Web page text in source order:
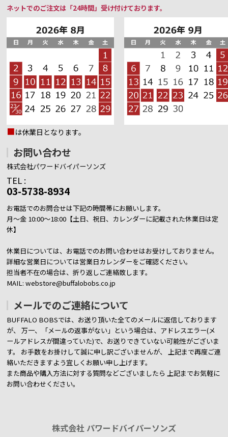
ネットでのご注文は「24時間」受け付けております。
■は休業日となります。
お問い合わせ
株式会社パワードバイパーソンズ
TEL :
03-5738-8934
お電話でのお問合せは下記の時間帯にお願いします。
月～金 10:00～18:00【土日、祝日、カレンダーに記載された休業日は定
休】
休業日については、お電話でのお問い合わせはお受けしておりません。
詳細な営業日については営業日カレンダーをご確認ください。
担当者不在の場合は、折り返しご連絡致します。
MAIL: webstore@buffalobobs.co.jp
メールでのご連絡について
BUFFALO BOBSでは、お送り頂いた全てのメールに返信しております
が、
万一、「メールの返事がない」という場合は、アドレスエラー(メ
ールアドレスが間違っていた)で、お送りできていない可能性がございま
す。 お手数をお掛けして誠に申し訳ございませんが、 上記まで再度ご連
絡いただきますよう宜しくお願い申し上げます。
また商品や購入方法に対する質問などございましたら 上記までお気軽に
お問い合わせください。
株式会社 パワードバイパーソンズ